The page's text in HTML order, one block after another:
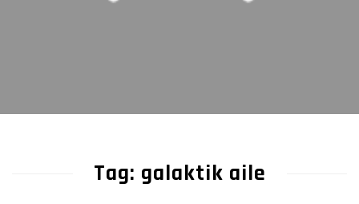
Tag: galaktik aile